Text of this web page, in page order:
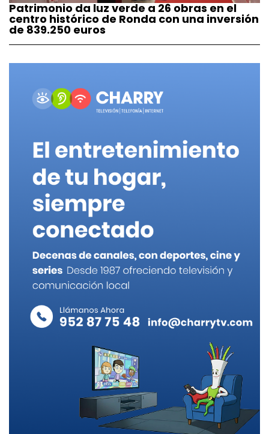
Patrimonio da luz verde a 26 obras en el
centro histórico de Ronda con una inversión
de 839.250 euros